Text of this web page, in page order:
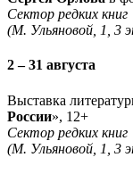
Сектор редких книг
(М. Ульяновой, 1, 3
2 – 31 августа
Выставка
России», 12+
Сектор редких книг
(М. Ульяновой, 1, 3